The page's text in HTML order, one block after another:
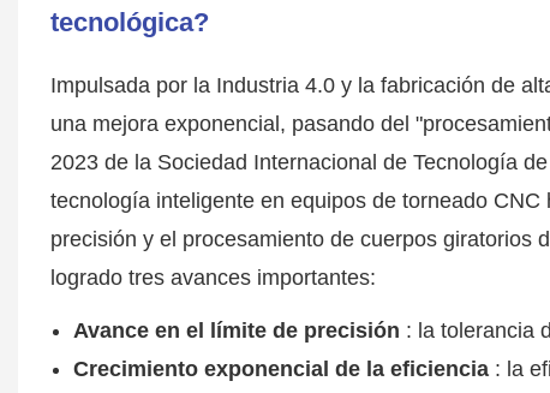
tecnológica?
Impulsada por la Industria 4.0 y la fabricación de
una mejora exponencial, pasando del
2023 de la Sociedad Internacional de Tecnología
tecnología inteligente en equipos de torneado
precisión y el procesamiento de cuerpos giratorios
logrado tres avances importantes:
Avance en el límite de precisión : la tolerancia
Crecimiento exponencial de la eficiencia : la